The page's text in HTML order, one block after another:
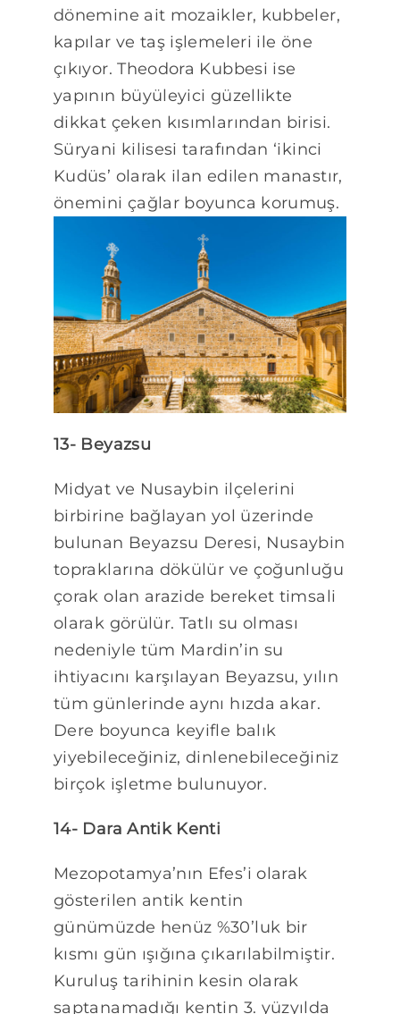
dönemine ait mozaikler, kubbeler,
kapılar ve taş işlemeleri ile öne
çıkıyor. Theodora Kubbesi ise
yapının büyüleyici güzellikte
dikkat çeken kısımlarından birisi.
Süryani kilisesi tarafından ‘ikinci
Kudüs’ olarak ilan edilen manastır,
önemini çağlar boyunca korumuş.
13- Beyazsu
Midyat ve Nusaybin ilçelerini
birbirine bağlayan yol üzerinde
bulunan Beyazsu Deresi, Nusaybin
topraklarına dökülür ve çoğunluğu
çorak olan arazide bereket timsali
olarak görülür. Tatlı su olması
nedeniyle tüm Mardin’in su
ihtiyacını karşılayan Beyazsu, yılın
tüm günlerinde aynı hızda akar.
Dere boyunca keyifle balık
yiyebileceğiniz, dinlenebileceğiniz
birçok işletme bulunuyor.
14- Dara Antik Kenti
Mezopotamya’nın Efes’i olarak
gösterilen antik kentin
günümüzde henüz %30’luk bir
kısmı gün ışığına çıkarılabilmiştir.
Kuruluş tarihinin kesin olarak
saptanamadığı kentin 3. yüzyılda